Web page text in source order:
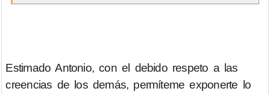
Estimado Antonio, con el debido respeto a las
creencias de los demás, permíteme exponerte lo